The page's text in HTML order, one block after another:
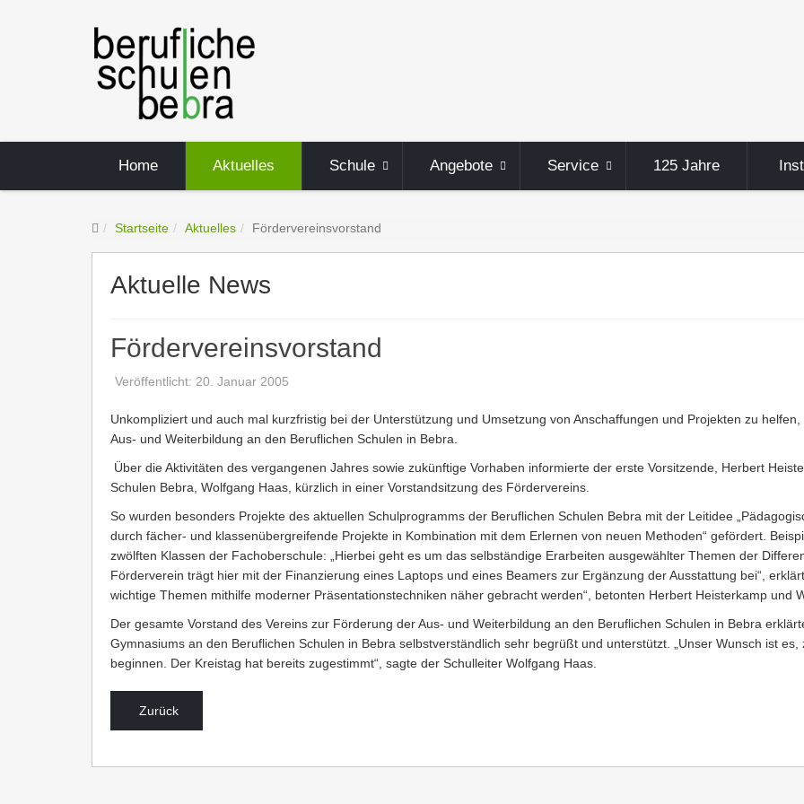
Home Aktuelles Schule Angebote Service 125 Jahre
Startseite Aktuelles Fördervereinsvorstand
Aktuelle News
Fördervereinsvorstand
Veröffentlicht: 20. Januar 2005
Unkompliziert und auch mal kurzfristig bei der Unterstützung und Umsetzung von Anschaffungen und Projekten zu
Aus- und Weiterbildung an den Beruflichen Schulen in Bebra.
Über die Aktivitäten des vergangenen Jahres sowie zukünftige Vorhaben informierte der erste Vorsitzende, Herbert
Schulen Bebra, Wolfgang Haas, kürzlich in einer Vorstandsitzung des Fördervereins.
So wurden besonders Projekte des aktuellen Schulprogramms der Beruflichen Schulen Bebra mit der Leitidee
durch fächer- und klassenübergreifende Projekte in Kombination mit dem Erlernen von neuen Methoden“ gefördert.
zwölften Klassen der Fachoberschule: „Hierbei geht es um das selbständige Erarbeiten ausgewählter Themen der
Förderverein trägt hier mit der Finanzierung eines Laptops und eines Beamers zur Ergänzung der Ausstattung bei“,
wichtige Themen mithilfe moderner Präsentationstechniken näher gebracht werden“, betonten Herbert Heisterkamp und
Der gesamte Vorstand des Vereins zur Förderung der Aus- und Weiterbildung an den Beruflichen Schulen in Bebra
Gymnasiums an den Beruflichen Schulen in Bebra selbstverständlich sehr begrüßt und unterstützt. „Unser Wunsch ist
beginnen. Der Kreistag hat bereits zugestimmt“, sagte der Schulleiter Wolfgang Haas.
Zurück